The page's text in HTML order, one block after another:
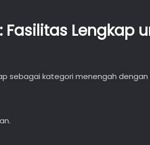
Fasilitas Lengkap
sebagai kategori menengah dengan